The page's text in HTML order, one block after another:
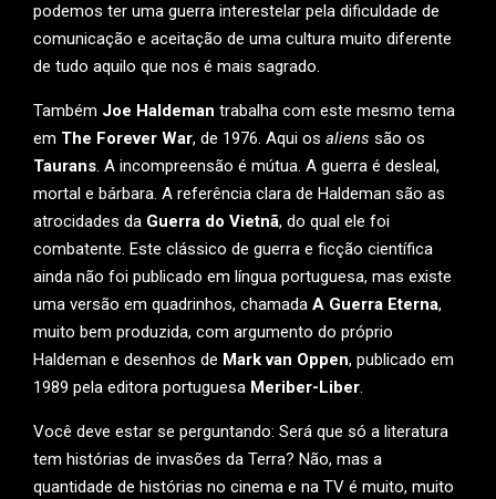
podemos ter uma guerra interestelar pela dificuldade de
comunicação e aceitação de uma cultura muito diferente
de tudo aquilo que nos é mais sagrado.
Também Joe Haldeman trabalha com este mesmo tema
em The Forever War, de 1976. Aqui os aliens são os
Taurans. A incompreensão é mútua. A guerra é desleal,
mortal e bárbara. A referência clara de Haldeman são as
atrocidades da Guerra do Vietnã, do qual ele foi
combatente. Este clássico de guerra e ficção científica
ainda não foi publicado em língua portuguesa, mas existe
uma versão em quadrinhos, chamada A Guerra Eterna,
muito bem produzida, com argumento do próprio
Haldeman e desenhos de Mark van Oppen, publicado em
1989 pela editora portuguesa Meriber-Liber.
Você deve estar se perguntando: Será que só a literatura
tem histórias de invasões da Terra? Não, mas a
quantidade de histórias no cinema e na TV é muito, muito